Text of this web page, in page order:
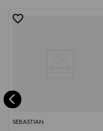
SEBASTIAN